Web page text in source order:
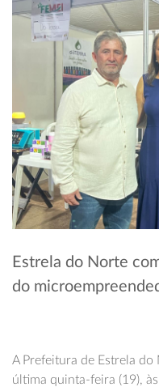
Estrela do Norte
do
A Prefeitura de Estrela
última quinta-feira (19),